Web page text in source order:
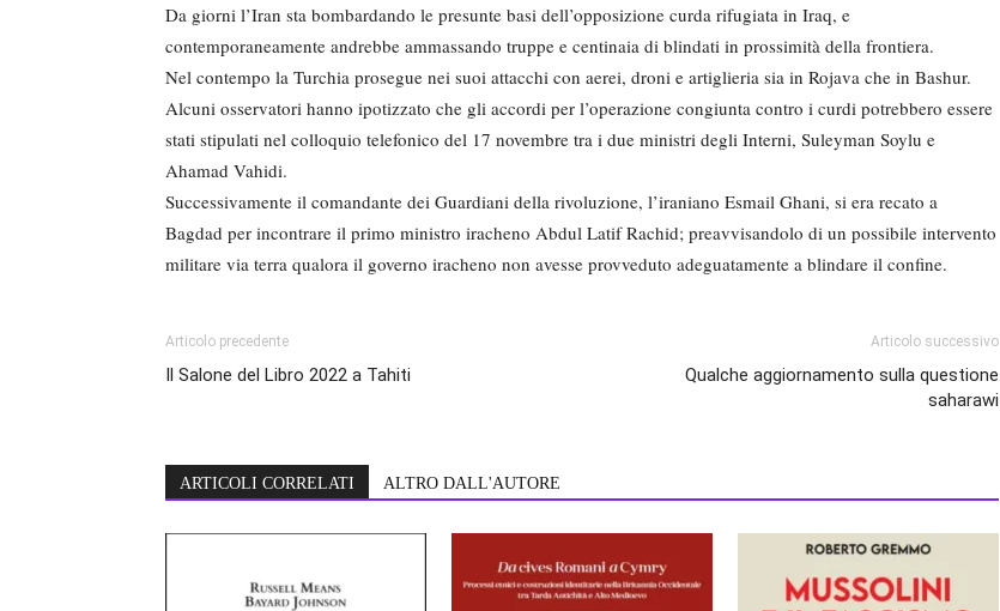
Da giorni l’Iran sta bombardando le presunte basi dell’opposizione curda rifugiata in Iraq, e
contemporaneamente andrebbe ammassando truppe e centinaia di blindati in prossimità della frontiera.
Nel contempo la Turchia prosegue nei suoi attacchi con aerei, droni e artiglieria sia in Rojava che in Bashur.
Alcuni osservatori hanno ipotizzato che gli accordi per l’operazione congiunta contro i curdi potrebbero essere
stati stipulati nel colloquio telefonico del 17 novembre tra i due ministri degli Interni, Suleyman Soylu e
Ahamad Vahidi.
Successivamente il comandante dei Guardiani della rivoluzione, l’iraniano Esmail Ghani, si era recato a
Bagdad per incontrare il primo ministro iracheno Abdul Latif Rachid; preavvisandolo di un possibile intervento
militare via terra qualora il governo iracheno non avesse provveduto adeguatamente a blindare il confine.
Articolo precedente
Il Salone del Libro 2022 a Tahiti
Articolo successivo
Qualche aggiornamento sulla questione
saharawi
ARTICOLI CORRELATI ALTRO DALL'AUTORE